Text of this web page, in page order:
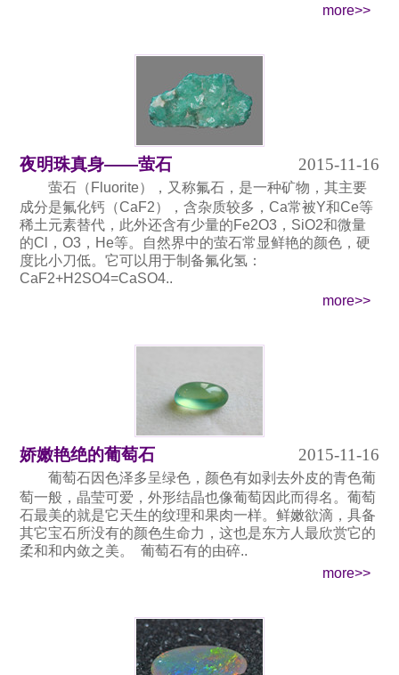
more>>
2015-11-16
夜明珠真身——萤石
萤石（Fluorite），又称氟石，是一种矿物，其主要
成分是氟化钙（CaF2），含杂质较多，Ca常被Y和Ce等
稀土元素替代，此外还含有少量的Fe2O3，SiO2和微量
的Cl，O3，He等。自然界中的萤石常显鲜艳的颜色，硬
度比小刀低。它可以用于制备氟化氢：
CaF2+H2SO4=CaSO4..
more>>
2015-11-16
娇嫩艳绝的葡萄石
葡萄石因色泽多呈绿色，颜色有如剥去外皮的青色葡
萄一般，晶莹可爱，外形结晶也像葡萄因此而得名。葡萄
石最美的就是它天生的纹理和果肉一样。鲜嫩欲滴，具备
其它宝石所没有的颜色生命力，这也是东方人最欣赏它的
柔和和内敛之美。 葡萄石有的由碎..
more>>